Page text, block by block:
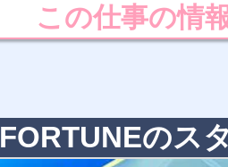
この仕事の情
FORTUNEのス